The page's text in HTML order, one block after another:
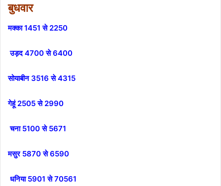
बुधवार
मक्का 1451 से 2250
उड़द 4700 से 6400
सोयाबीन 3516 से 4315
गेहूं 2505 से 2990
चना 5100 से 5671
मसुर 5870 से 6590
धनिया 5901 से 70561